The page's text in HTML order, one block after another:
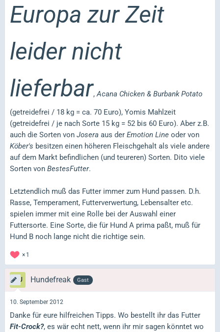
Europa zur Zeit
leider nicht
lieferbar, Acana Chicken & Burbank Potato
(getreidefrei / 18 kg = ca. 70 Euro), Yomis Mahlzeit
(getreidefrei / je nach Sorte 15 kg = 52 bis 60 Euro). Aber z.B.
auch die Sorten von Josera aus der Emotion Line oder von
Köber's besitzen einen höheren Fleischgehalt als viele andere
auf dem Markt befindlichen (und teureren) Sorten. Dito viele
Sorten von BestesFutter.
Letztendlich muß das Futter immer zum Hund passen. D.h.
Rasse, Temperament, Futterverwertung, Lebensalter etc.
spielen immer mit eine Rolle bei der Auswahl einer
Futtersorte. Eine Sorte, die für Hund A prima paßt, muß für
Hund B noch lange nicht die richtige sein.
1
Hundefreak Gast
10. September 2012
Danke für eure hilfreichen Tipps. Wo bestellt ihr das Futter
Fit-Crock?, es wär echt nett, wenn ihr mir sagen könntet wo